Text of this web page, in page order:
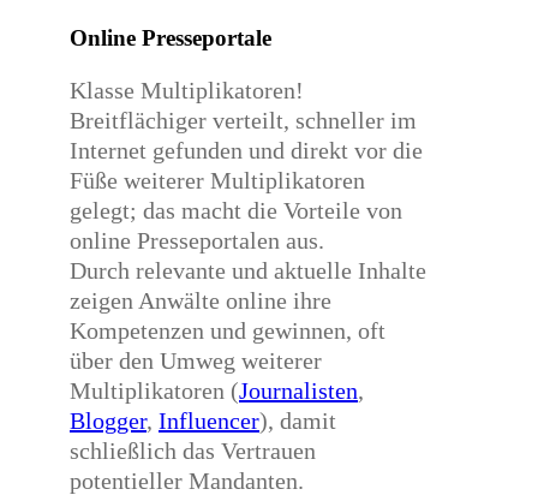
Online Presseportale
Klasse Multiplikatoren!
Breitflächiger verteilt, schneller im
Internet gefunden und direkt vor die
Füße weiterer Multiplikatoren
gelegt; das macht die Vorteile von
online Presseportalen aus.
Durch relevante und aktuelle Inhalte
zeigen Anwälte online ihre
Kompetenzen und gewinnen, oft
über den Umweg weiterer
Multiplikatoren (Journalisten,
Blogger, Influencer), damit
schließlich das Vertrauen
potentieller Mandanten.